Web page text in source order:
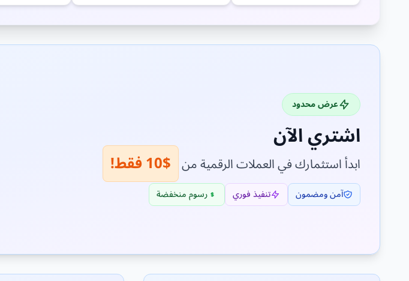
عرض محدود
اشتري الآن
ابدأ استثمارك في العملات الرقمية من $10 فقط!
آمن ومضمون تنفيذ فوري رسوم منخفضة